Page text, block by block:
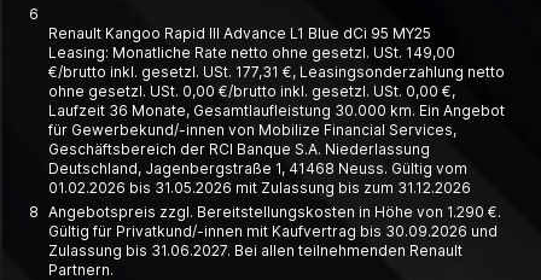
6
Renault Kangoo Rapid III Advance L1 Blue dCi 95 MY25
Leasing: Monatliche Rate netto ohne gesetzl. USt. 149,00
€/brutto inkl. gesetzl. USt. 177,31 €, Leasing­­sonder­zahlung netto
ohne gesetzl. USt. 0,00 €/brutto inkl. gesetzl. USt. 0,00 €,
Laufzeit 36 Monate, Gesamt­laufleistung 30.000 km. Ein Angebot
für Gewerbe­kund/-innen von Mobilize Financial Services,
Geschäfts­bereich der RCI Banque S.A. Nieder­lassung
Deutschland, Jagen­berg­straße 1, 41468 Neuss. Gültig vom
01.02.2026 bis 31.05.2026 mit Zulassung bis zum 31.12.2026
8 Angebotspreis zzgl. Bereitstellungskosten in Höhe von 1.290 €.
Gültig für Privatkund/-innen mit Kaufvertrag bis 30.09.2026 und
Zulassung bis 31.06.2027. Bei allen teilnehmenden Renault
Partnern.